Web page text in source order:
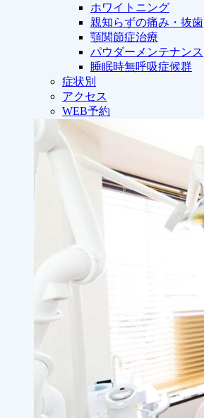
ホワイトニング
親知らずの痛み・抜歯
顎関節症治療
パウダーメンテナンス
睡眠時無呼吸症候群
症状別
アクセス
WEB予約